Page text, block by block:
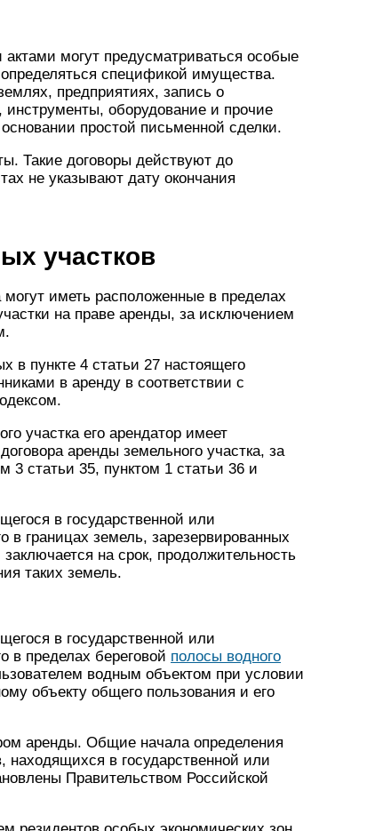
могут предусматриваться особые
спецификой имущества.
предприятиях, запись о
оборудование и прочие
простой письменной сделки.
Такие договоры действуют до
не указывают дату окончания
участков
иметь расположенные в пределах
на праве аренды, за исключением
в пункте 4 статьи 27 настоящего
в аренду в соответствии с
участка его арендатор имеет
аренды земельного участка, за
3 статьи 35, пунктом 1 статьи 36 и
в государственной или
в границах земель, зарезервированных
на срок, продолжительность
таких земель.
в государственной или
в пределах береговой полосы водного
водным объектом при условии
объекту общего пользования и его
аренды. Общие начала определения
находящихся в государственной или
Правительством Российской